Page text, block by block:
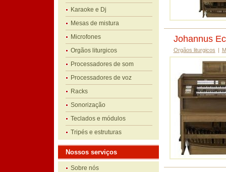
Karaoke e Dj
Mesas de mistura
Microfones
Orgãos liturgicos
Processadores de som
Processadores de voz
Racks
Sonorização
Teclados e módulos
Tripés e estruturas
Nossos serviços
Sobre nós
Johannus
Orgãos liturgicos |